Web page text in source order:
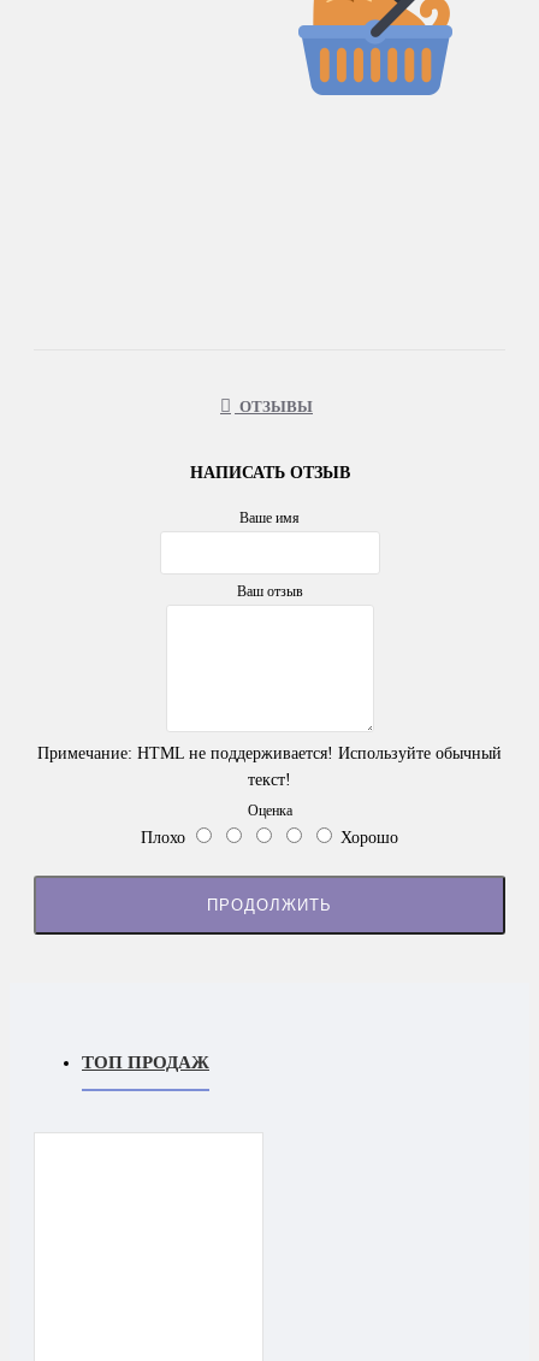
ОТЗЫВЫ
НАПИСАТЬ ОТЗЫВ
Ваше имя
Ваш отзыв
Примечание: HTML не поддерживается! Используйте обычный
текст!
Оценка
Плохо Хорошо
ПРОДОЛЖИТЬ
ТОП ПРОДАЖ